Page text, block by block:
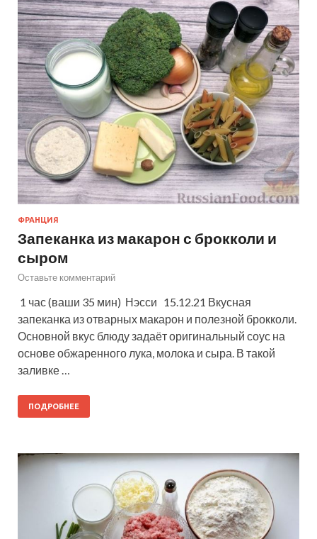
ФРАНЦИЯ
Запеканка из макарон с брокколи и
сыром
Оставьте комментарий
1 час (ваши 35 мин) Нэсси 15.12.21 Вкусная
запеканка из отварных макарон и полезной брокколи.
Основной вкус блюду задаёт оригинальный соус на
основе обжаренного лука, молока и сыра. В такой
заливке …
ПОДРОБНЕЕ